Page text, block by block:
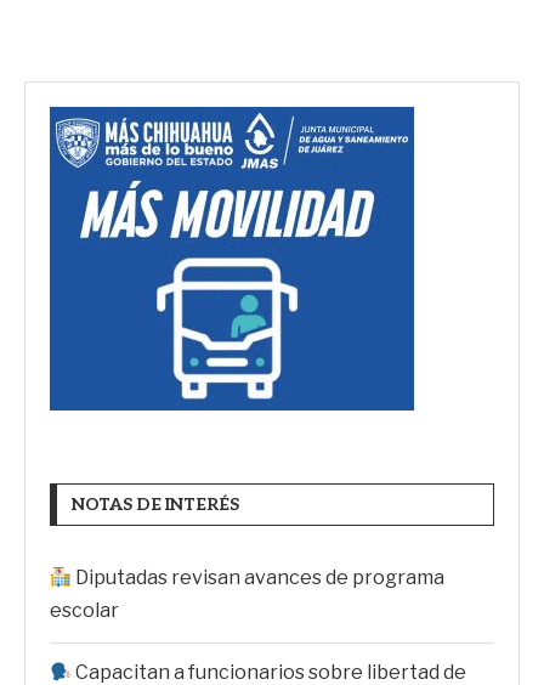
NOTAS DE INTERÉS
Diputadas revisan avances de programa
escolar
Capacitan a funcionarios sobre libertad de